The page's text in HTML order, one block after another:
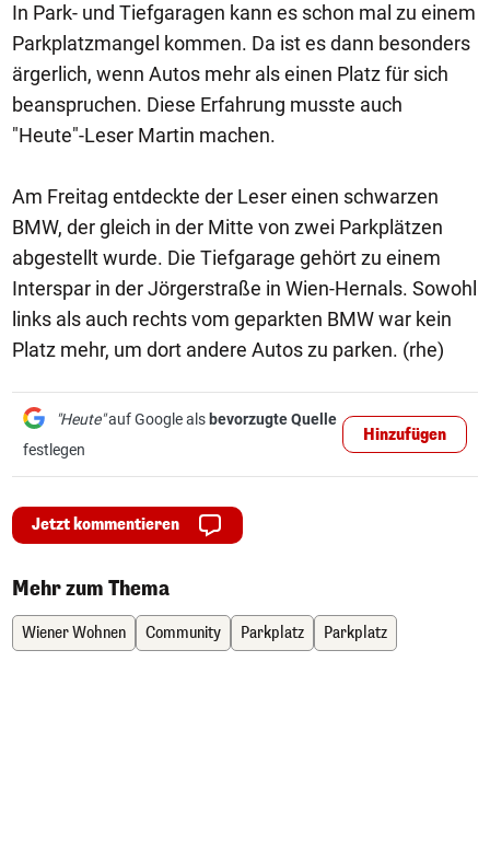
In Park- und Tiefgaragen kann es schon mal zu einem
Parkplatzmangel kommen. Da ist es dann besonders
ärgerlich, wenn Autos mehr als einen Platz für sich
beanspruchen. Diese Erfahrung musste auch
"Heute"-Leser Martin machen.
Am Freitag entdeckte der Leser einen schwarzen
BMW, der gleich in der Mitte von zwei Parkplätzen
abgestellt wurde. Die Tiefgarage gehört zu einem
Interspar in der Jörgerstraße in Wien-Hernals. Sowohl
links als auch rechts vom geparkten BMW war kein
Platz mehr, um dort andere Autos zu parken. (rhe)
"Heute"auf Google als bevorzugte Quelle
festlegen
Hinzufügen
Jetzt kommentieren
Mehr zum Thema
Wiener Wohnen Community Parkplatz Parkplatz